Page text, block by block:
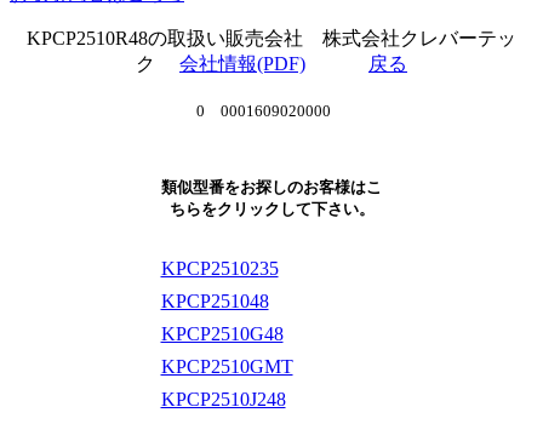
KPCP2510R48の取扱い販売会社 株式会社クレバーテッ
ク 会社情報(PDF) 戻る
0 0001609020000
類似型番をお探しのお客様はこ
ちらをクリックして下さい。
KPCP2510235
KPCP251048
KPCP2510G48
KPCP2510GMT
KPCP2510J248